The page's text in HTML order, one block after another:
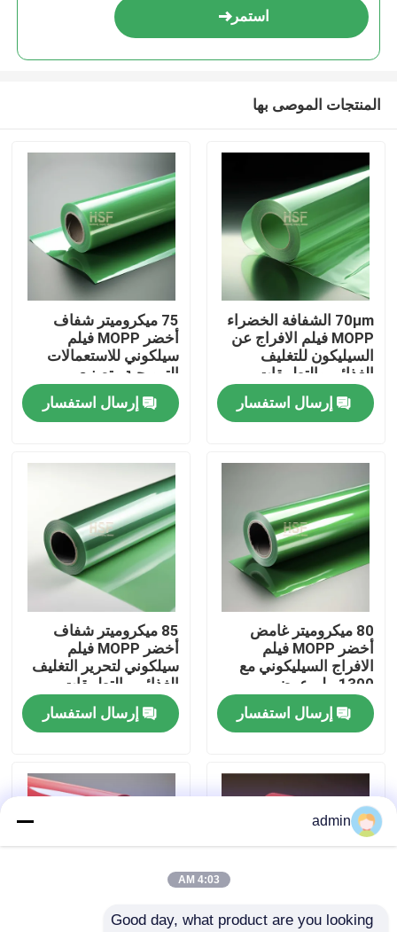
منزل
أشرطة فيديو
حول بنا
جولة في المعمل
ضبط الجودة
طلب اقتباس
فيلم البولي إيثيلين منخفض الكثافة
استمر
المنتجات الموصى بها
70μm الشفافة الخضراء
MOPP فيلم الافراج عن
السيليكون للتغليف
الغذائي والتطبيقات
الصناعية
إرسال استفسار
75 ميكروميتر شفاف
أخضر MOPP فيلم
سيلكوني للاستعمالات
الترويجية وتصنيع
الملصقات
إرسال استفسار
80 ميكروميتر غامض
أخضر MOPP فيلم
الافراج السيليكوني مع
1300 ملم عرض
للتطبيقات الصناعية
إرسال استفسار
85 ميكروميتر شفاف
أخضر MOPP فيلم
سيلكوني لتحرير التغليف
الغذائي والتطبيقات
الصناعية
إرسال استفسار
admin
4:03 AM
Good day, what product are you looking